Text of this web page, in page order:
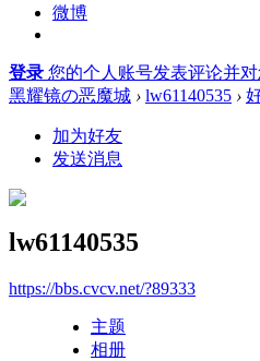
微博
登录 您的个人账号发表评论并
黑耀镜の恶魔城 › lw61140535 ›
加为好友
发送消息
lw61140535
https://bbs.cvcv.net/?89333
主题
相册